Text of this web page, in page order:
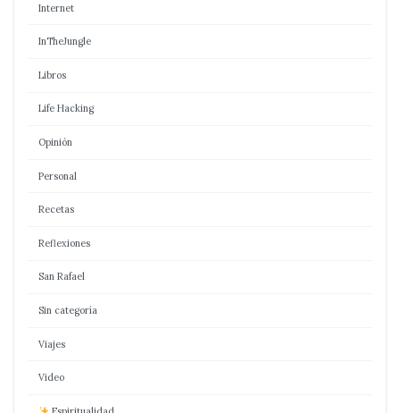
Internet
InTheJungle
Libros
Life Hacking
Opinión
Personal
Recetas
Reflexiones
San Rafael
Sin categoría
Viajes
Video